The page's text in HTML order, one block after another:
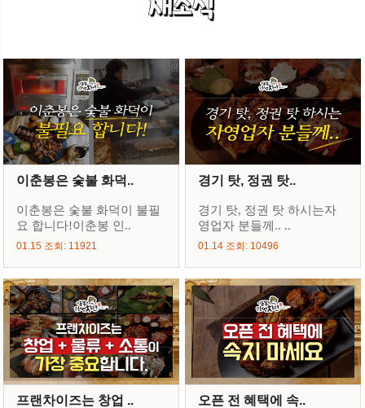
이춘봉은 숯불 화덕..
이춘봉은 숯불 화덕이 불필
요 합니다!이춘봉 인..
01.15 조회: 11921
경기 탓, 정권 탓..
경기 탓, 정권 탓 하시는자
영업자 분들께.. ..
01.14 조회: 10496
프랜차이즈는 창업 .. 오픈 전 혜택에 속..